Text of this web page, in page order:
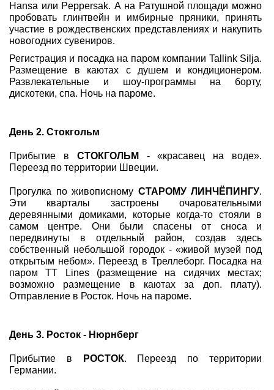
Hansa или Peppersak. А на Ратушной площади можно
пробовать глинтвейн и имбирные пряники, принять
участие в рождественских представлениях и накупить
новогодних сувениров.
Регистрация и посадка на паром компании Tallink Silja.
Размещение в каютах с душем и кондиционером.
Развлекательные и шоу-программы на борту,
дискотеки, спа. Ночь на пароме.
День 2. Стокгольм
Прибытие в СТОКГОЛЬМ - «красавец на воде».
Переезд по территории Швеции.
Прогулка по живописному СТАРОМУ ЛИНЧЁПИНГУ.
Эти кварталы застроены очаровательными
деревянными домиками, которые когда-то стояли в
самом центре. Они были спасены от сноса и
передвинуты в отдельный район, создав здесь
собственный небольшой городок - «живой музей под
открытым небом». Переезд в Треллеборг. Посадка на
паром TT Lines (размещение на сидячих местах;
возможно размещение в каютах за доп. плату).
Отправление в Росток. Ночь на пароме.
День 3. Росток - Нюрнберг
Прибытие в РОСТОК. Переезд по территории
Германии.